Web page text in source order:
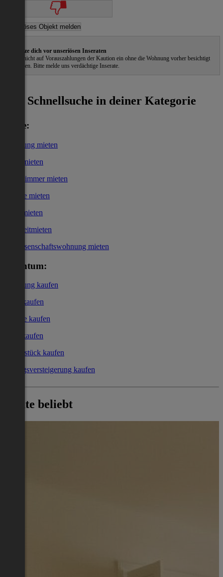
Schütze dich vor unseriösen Inseraten
Gehe nicht auf Vorauszahlungen der Kaution ein ohne die Wohnung vorher besichtigt
zu haben. Bitte melde uns verdächtige Inserate.
Schnellsuche in deiner Kategorie
Miete:
Wohnung mieten
Haus mieten
WG-Zimmer mieten
Garage mieten
Büro mieten
Kurzzeitmieten
Genossenschaftswohnung mieten
Eigentum:
Wohnung kaufen
Haus kaufen
Garage kaufen
Büro kaufen
Grundstück kaufen
Zwangsversteigerung kaufen
Heute beliebt